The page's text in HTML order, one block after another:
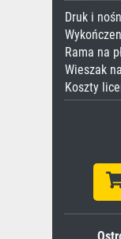
Druk i
Rama na
Wieszak
Koszty